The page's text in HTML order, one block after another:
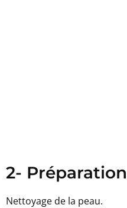
2-
Nettoyage de la peau.